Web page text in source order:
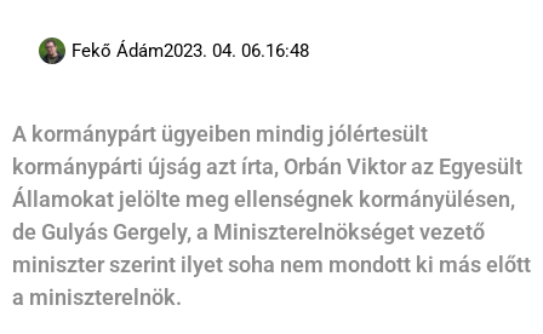
Fekő Ádám2023. 04. 06.16:48
A kormánypárt ügyeiben mindig jólértesült
kormánypárti újság azt írta, Orbán Viktor az Egyesült
Államokat jelölte meg ellenségnek kormányülésen,
de Gulyás Gergely, a Miniszterelnökséget vezető
miniszter szerint ilyet soha nem mondott ki más előtt
a miniszterelnök.